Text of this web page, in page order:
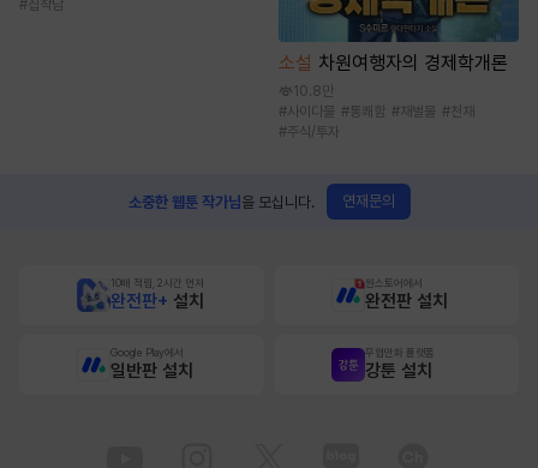
#집착남
소설 차원여행자의 경제학개론
10.8만
#사이다물 #통쾌함 #재벌물 #천재
#주식/투자
소중한 웹툰 작가님을 모십니다. 연재문의
10배 적립, 2시간 먼저
완전판+ 설치
원스토어에서
완전판 설치
Google Play에서
일반판 설치
무협만화 플랫폼
강툰 설치